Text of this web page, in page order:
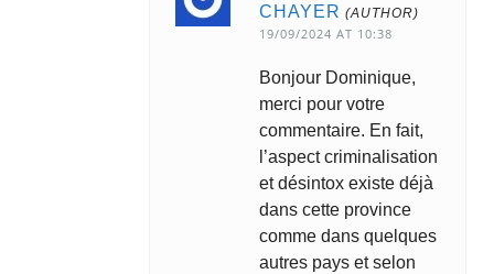
CHAYER
19/09/2024 AT 10:38
Bonjour Dominique,
merci pour votre
commentaire. En fait,
l’aspect criminalisation
et désintox existe déjà
dans cette province
comme dans quelques
autres pays et selon